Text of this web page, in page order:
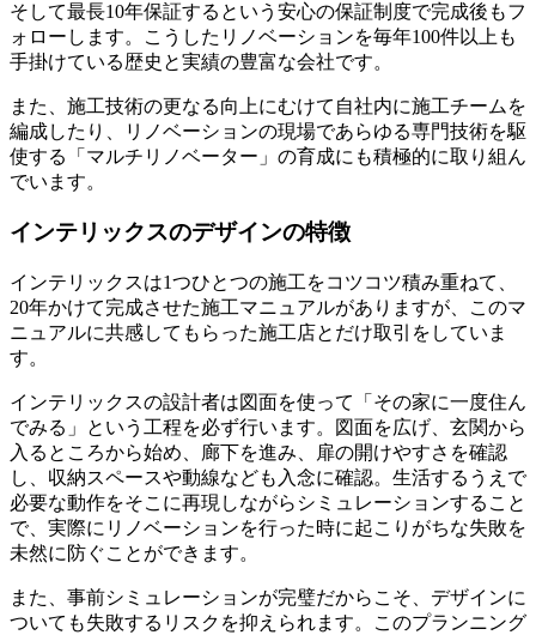
そして最長10年保証するという安心の保証制度で完成後もフ
ォローします。こうしたリノベーションを毎年100件以上も
手掛けている歴史と実績の豊富な会社です。
また、施工技術の更なる向上にむけて自社内に施工チームを
編成したり、リノベーションの現場であらゆる専門技術を駆
使する「マルチリノベーター」の育成にも積極的に取り組ん
でいます。
インテリックスのデザインの特徴
インテリックスは1つひとつの施工をコツコツ積み重ねて、
20年かけて完成させた施工マニュアルがありますが、このマ
ニュアルに共感してもらった施工店とだけ取引をしていま
す。
インテリックスの設計者は図面を使って「その家に一度住ん
でみる」という工程を必ず行います。図面を広げ、玄関から
入るところから始め、廊下を進み、扉の開けやすさを確認
し、収納スペースや動線なども入念に確認。生活するうえで
必要な動作をそこに再現しながらシミュレーションすること
で、実際にリノベーションを行った時に起こりがちな失敗を
未然に防ぐことができます。
また、事前シミュレーションが完璧だからこそ、デザインに
ついても失敗するリスクを抑えられます。このプランニング